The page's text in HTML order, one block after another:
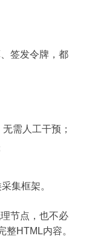
签发令牌，都
需人工干预；
集框架。
节点，也不必
整HTML内容。